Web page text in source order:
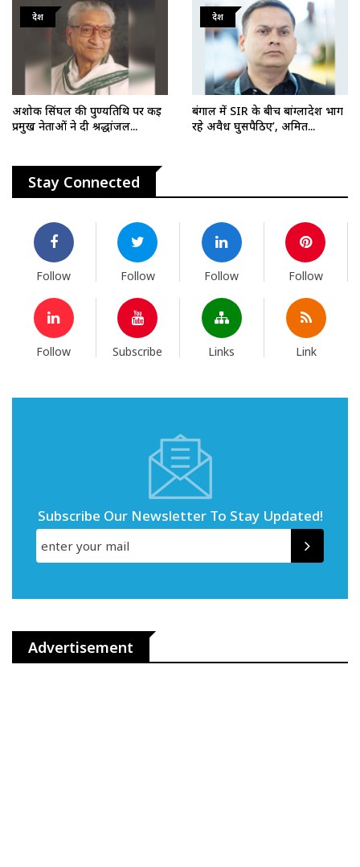
देश
अशोक सिंघल की पुण्यतिथि पर कई
प्रमुख नेताओं ने दी श्रद्धांजल...
देश
बंगाल में SIR के बीच बांग्लादेश भाग
रहे अवैध घुसपैठिए’, अमित...
Stay Connected
Follow Follow Follow Follow
Follow Subscribe Links Link
Subscribe Our Newsletter To Stay Updated!
Advertisement